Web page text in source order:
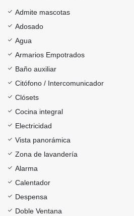
Admite mascotas
Adosado
Agua
Armarios Empotrados
Baño auxiliar
Citófono / Intercomunicador
Clósets
Cocina integral
Electricidad
Vista panorámica
Zona de lavandería
Alarma
Calentador
Despensa
Doble Ventana